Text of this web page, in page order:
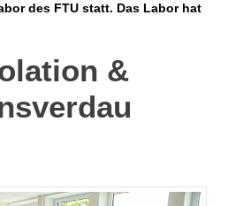
des FTU statt. Das Labor hat
&